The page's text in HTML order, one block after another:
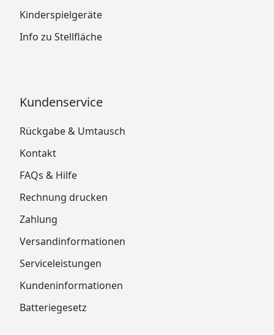
Kinderspielgeräte
Info zu Stellfläche
Kundenservice
Rückgabe & Umtausch
Kontakt
FAQs & Hilfe
Rechnung drucken
Zahlung
Versandinformationen
Serviceleistungen
Kundeninformationen
Batteriegesetz